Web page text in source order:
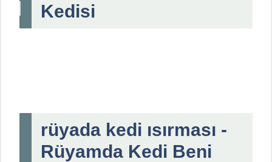
Kedisi
rüyada kedi ısırması -
Rüyamda Kedi Beni